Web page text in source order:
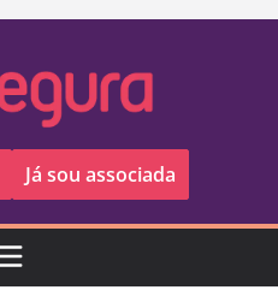
Já sou associada